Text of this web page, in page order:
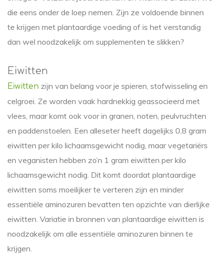
die eens onder de loep nemen. Zijn ze voldoende binnen
te krijgen met plantaardige voeding of is het verstandig
dan wel noodzakelijk om supplementen te slikken?
Eiwitten
Eiwitten zijn van belang voor je spieren, stofwisseling en
celgroei. Ze worden vaak hardnekkig geassocieerd met
vlees, maar komt ook voor in granen, noten, peulvruchten
en paddenstoelen. Een alleseter heeft dagelijks 0,8 gram
eiwitten per kilo lichaamsgewicht nodig, maar vegetariërs
en veganisten hebben zo’n 1 gram eiwitten per kilo
lichaamsgewicht nodig. Dit komt doordat plantaardige
eiwitten soms moeilijker te verteren zijn en minder
essentiële aminozuren bevatten ten opzichte van dierlijke
eiwitten. Variatie in bronnen van plantaardige eiwitten is
noodzakelijk om alle essentiële aminozuren binnen te
krijgen.